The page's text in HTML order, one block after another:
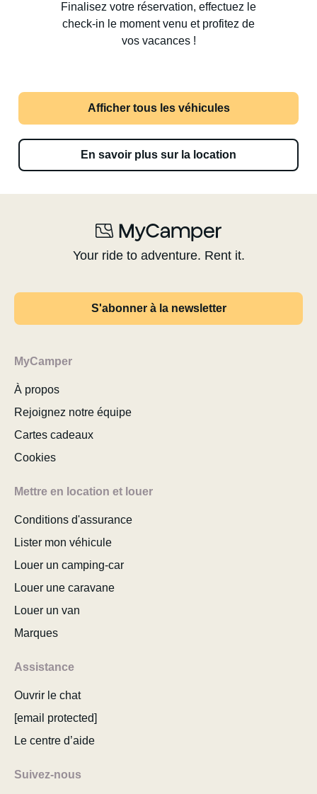
Finalisez votre réservation, effectuez le
check-in le moment venu et profitez de
vos vacances !
Afficher tous les véhicules
En savoir plus sur la location
Your ride to adventure. Rent it.
S'abonner à la newsletter
MyCamper
À propos
Rejoignez notre équipe
Cartes cadeaux
Cookies
Mettre en location et louer
Conditions d'assurance
Lister mon véhicule
Louer un camping-car
Louer une caravane
Louer un van
Marques
Assistance
Ouvrir le chat
[email protected]
Le centre d’aide
Suivez-nous